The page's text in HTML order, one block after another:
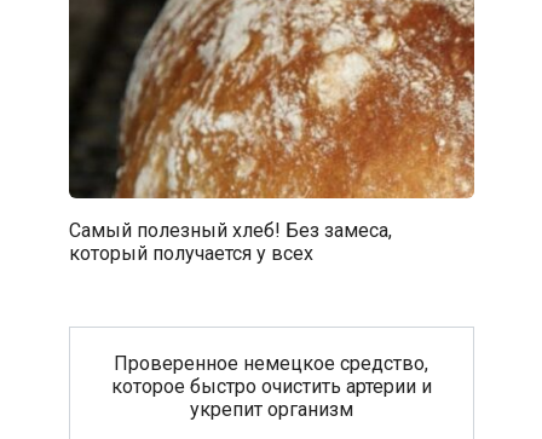
Самый полезный хлеб! Без замеса,
который получается у всех
Проверенное немецкое средство,
которое быстро очистить артерии и
укрепит организм